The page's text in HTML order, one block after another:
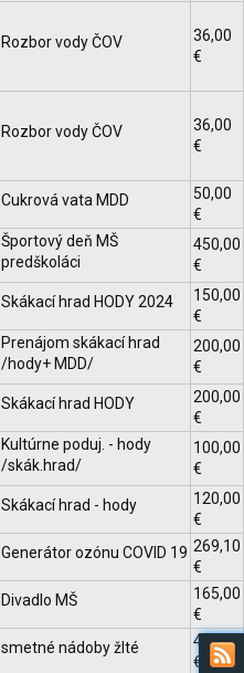
Rozbor vody ČOV
36,00
€
Rozbor vody ČOV
36,00
€
Cukrová vata MDD
50,00
€
Športový deň MŠ
predškoláci
450,00
€
Skákací hrad HODY 2024
150,00
€
Prenájom skákací hrad
/hody+ MDD/
200,00
€
Skákací hrad HODY
200,00
€
Kultúrne poduj. - hody
/skák.hrad/
100,00
€
Skákací hrad - hody
120,00
€
Generátor ozónu COVID 19 269,10
€
Divadlo MŠ
165,00
€
smetné nádoby žlté
408,10
€